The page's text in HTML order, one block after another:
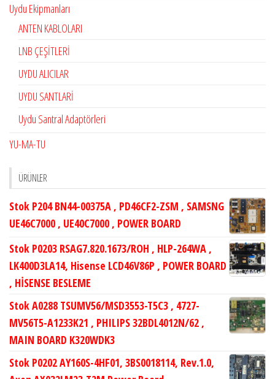
Uydu Ekipmanları
ANTEN KABLOLARI
LNB ÇEŞİTLERİ
UYDU ALICILAR
UYDU SANTLARİ
Uydu Santral Adaptörleri
YU-MA-TU
ÜRÜNLER
Stok P204 BN44-00375A , PD46CF2-ZSM , SAMSNG
UE46C7000 , UE40C7000 , POWER BOARD
Stok P0203 RSAG7.820.1673/ROH , HLP-264WA ,
LK400D3LA14, Hisense LCD46V86P , POWER BOARD
, HİSENSE BESLEME
Stok A0288 TSUMV56/MSD3553-T5C3 , 4727-
MV56T5-A1233K21 , PHILIPS 32BDL4012N/62 ,
MAIN BOARD K320WDK3
Stok P0202 AY160S-4HF01, 3BS0018114, Rev.1.0,